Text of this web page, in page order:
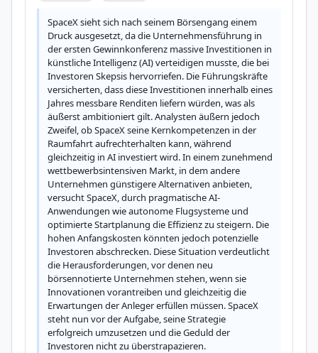
SpaceX sieht sich nach seinem Börsengang einem
Druck ausgesetzt, da die Unternehmensführung in
der ersten Gewinnkonferenz massive Investitionen in
künstliche Intelligenz (AI) verteidigen musste, die bei
Investoren Skepsis hervorriefen. Die Führungskräfte
versicherten, dass diese Investitionen innerhalb eines
Jahres messbare Renditen liefern würden, was als
äußerst ambitioniert gilt. Analysten äußern jedoch
Zweifel, ob SpaceX seine Kernkompetenzen in der
Raumfahrt aufrechterhalten kann, während
gleichzeitig in AI investiert wird. In einem zunehmend
wettbewerbsintensiven Markt, in dem andere
Unternehmen günstigere Alternativen anbieten,
versucht SpaceX, durch pragmatische AI-
Anwendungen wie autonome Flugsysteme und
optimierte Startplanung die Effizienz zu steigern. Die
hohen Anfangskosten könnten jedoch potenzielle
Investoren abschrecken. Diese Situation verdeutlicht
die Herausforderungen, vor denen neu
börsennotierte Unternehmen stehen, wenn sie
Innovationen vorantreiben und gleichzeitig die
Erwartungen der Anleger erfüllen müssen. SpaceX
steht nun vor der Aufgabe, seine Strategie
erfolgreich umzusetzen und die Geduld der
Investoren nicht zu überstrapazieren.